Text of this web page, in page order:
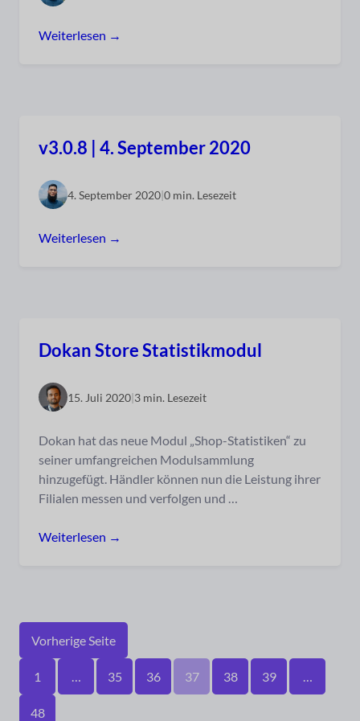
Weiterlesen →
v3.0.8 | 4. September 2020
4. September 2020|0 min. Lesezeit
Weiterlesen →
Dokan Store Statistikmodul
15. Juli 2020|3 min. Lesezeit
Dokan hat das neue Modul „Shop-Statistiken“ zu
seiner umfangreichen Modulsammlung
hinzugefügt. Händler können nun die Leistung ihrer
Filialen messen und verfolgen und …
Weiterlesen →
Vorherige Seite
1 35 36 37 38 39
48